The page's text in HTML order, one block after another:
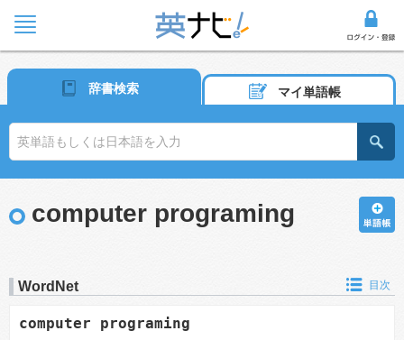
辞書検索 マイ単語帳
computer programing
WordNet 目次
computer programing